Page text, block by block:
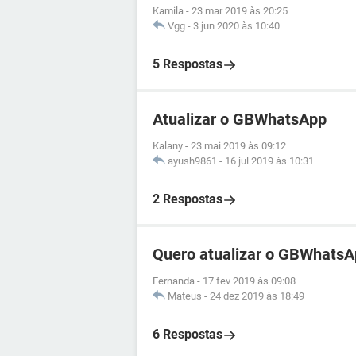
Kamila - 23 mar 2019 às 20:25
Vgg - 3 jun 2020 às 10:40
5 Respostas
Atualizar o GBWhatsApp
Kalany - 23 mai 2019 às 09:12
ayush9861 - 16 jul 2019 às 10:31
2 Respostas
Quero atualizar o
Fernanda - 17 fev 2019 às 09:08
Mateus - 24 dez 2019 às 18:49
6 Respostas